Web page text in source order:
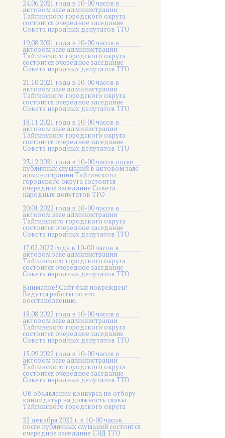
24.06.2021 года в 10-00 часов в
актовом зале администрации
Тайгинского городского округа
состоится очередное заседание
Совета народных депутатов ТГО
19.08.2021 года в 10-00 часов в
актовом зале администрации
Тайгинского городского округа
состоится очередное заседание
Совета народных депутатов ТГО
21.10.2021 года в 10-00 часов в
актовом зале администрации
Тайгинского городского округа
состоится очередное заседание
Совета народных депутатов ТГО
18.11.2021 года в 10-00 часов в
актовом зале администрации
Тайгинского городского округа
состоится очередное заседание
Совета народных депутатов ТГО
23.12.2021 года в 10-00 часов после
публичных слушаний в актовом зале
администрации Тайгинского
городского округа состоится
очередное заседание Совета
народных депутатов ТГО
20.01.2022 года в 10-00 часов в
актовом зале администрации
Тайгинского городского округа
состоится очередное заседание
Совета народных депутатов ТГО
17.02.2022 года в 10-00 часов в
актовом зале администрации
Тайгинского городского округа
состоится очередное заседание
Совета народных депутатов ТГО
Внимание! Сайт был поврежден!
Ведутся работы по его
восстановлению.
18.08.2022 года в 10-00 часов в
актовом зале администрации
Тайгинского городского округа
состоится очередное заседание
Совета народных депутатов ТГО
15.09.2022 года в 10-00 часов в
актовом зале администрации
Тайгинского городского округа
состоится очередное заседание
Совета народных депутатов ТГО
Об объявлении конкурса по отбору
кандидатур на должность главы
Тайгинского городского округа
22 декабря 2022 г. в 10-00 часов
после публичных слушаний состоится
очередное заседание СНД ТГО